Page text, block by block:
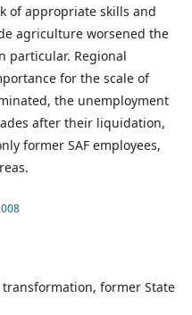
transformation former State
of appropriate skills and
agriculture worsened the
particular. Regional
for the scale of
the unemployment
after their liquidation,
former SAF employees,